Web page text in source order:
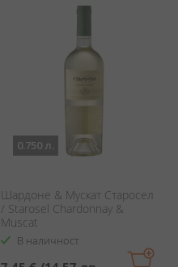
0.750 л.
Шардоне & Мускат Старосел
/ Starosel Chardonnay &
Muscat
В наличност